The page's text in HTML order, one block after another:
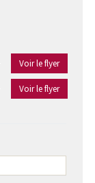
Voir le flyer
Voir le flyer